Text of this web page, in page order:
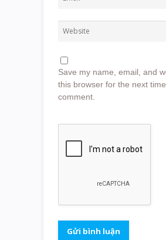
Save my name, email, and
this browser for the next
comment.